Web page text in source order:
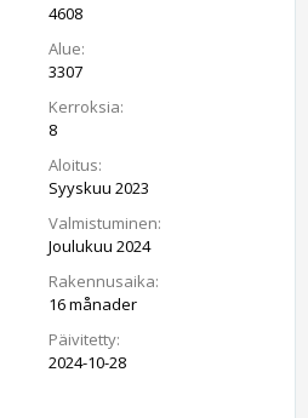
4608
Alue:
3307
Kerroksia:
8
Aloitus:
Syyskuu 2023
Valmistuminen:
Joulukuu 2024
Rakennusaika:
16 månader
Päivitetty:
2024-10-28